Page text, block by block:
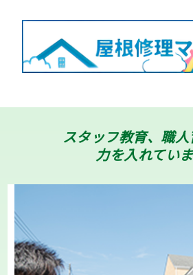
スタッフ教育、職
力を入れてい